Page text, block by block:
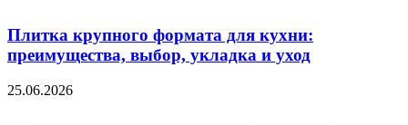
Плитка крупного формата для кухни:
преимущества, выбор, укладка и уход
25.06.2026